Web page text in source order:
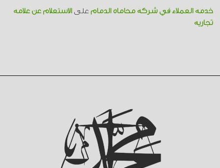
خدمة العملاء في شركة محاماة الدمام على الاستعلام عن علامة
تجارية